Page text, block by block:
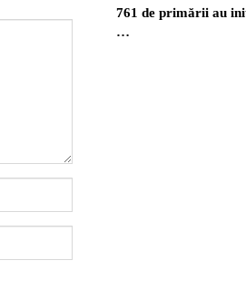
761 de primării au
…